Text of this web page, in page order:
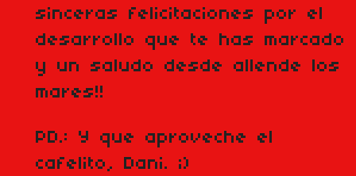
sinceras felicitaciones por el
desarrollo que te has marcado
y un saludo desde allende los
mares!!
PD.: Y que aproveche el
cafelito, Dani. ;)